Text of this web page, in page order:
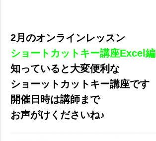
2月のオンラインレッスン
ショートカットキー講座Excel編
知っていると大変便利な
ショーットカットキー講座です
開催日時は講師まで
お声がけくださいね♪